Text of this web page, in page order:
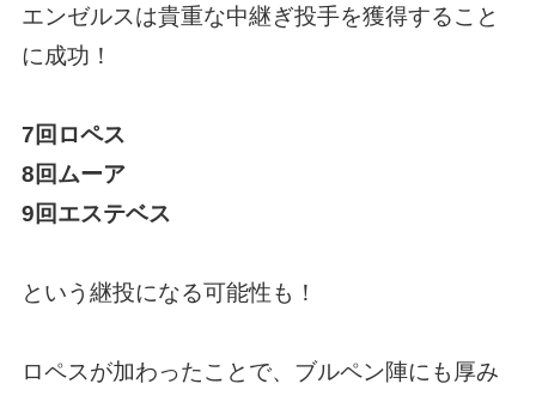
エンゼルスは貴重な中継ぎ投手を獲得すること
に成功！
7回ロペス
8回ムーア
9回エステベス
という継投になる可能性も！
ロペスが加わったことで、ブルペン陣にも厚み